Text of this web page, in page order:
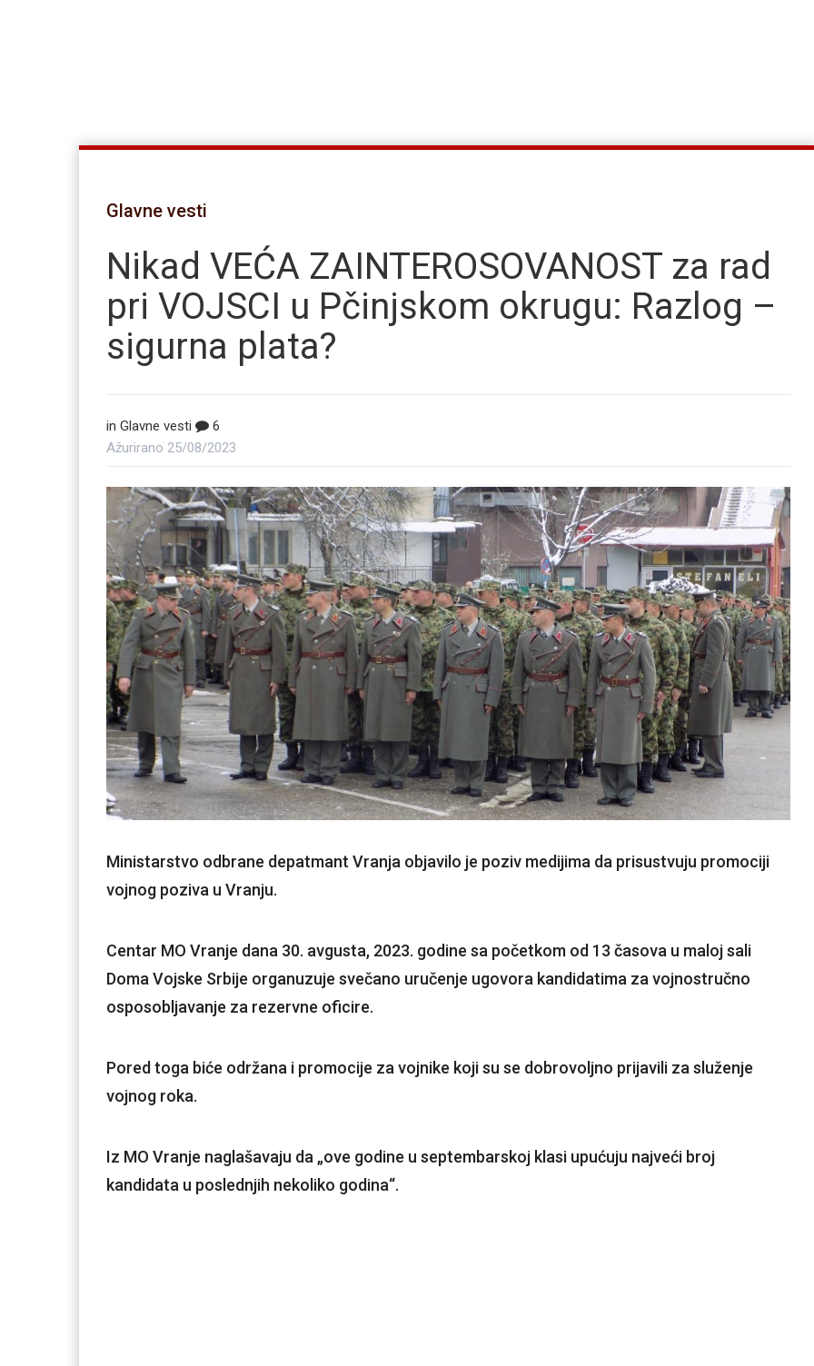
Glavne vesti
Nikad VEĆA ZAINTEROSOVANOST za rad
pri VOJSCI u Pčinjskom okrugu: Razlog –
sigurna plata?
in Glavne vesti
6
Ažurirano 25/08/2023
Ministarstvo odbrane depatmant Vranja objavilo je poziv medijima da prisustvuju promociji
vojnog poziva u Vranju.
Centar MO Vranje dana 30. avgusta, 2023. godine sa početkom od 13 časova u maloj sali
Doma Vojske Srbije organuzuje svečano uručenje ugovora kandidatima za vojnostručno
osposobljavanje za rezervne oficire.
Pored toga biće održana i promocije za vojnike koji su se dobrovoljno prijavili za služenje
vojnog roka.
Iz MO Vranje naglašavaju da „ove godine u septembarskoj klasi upućuju najveći broj
kandidata u poslednjih nekoliko godina“.